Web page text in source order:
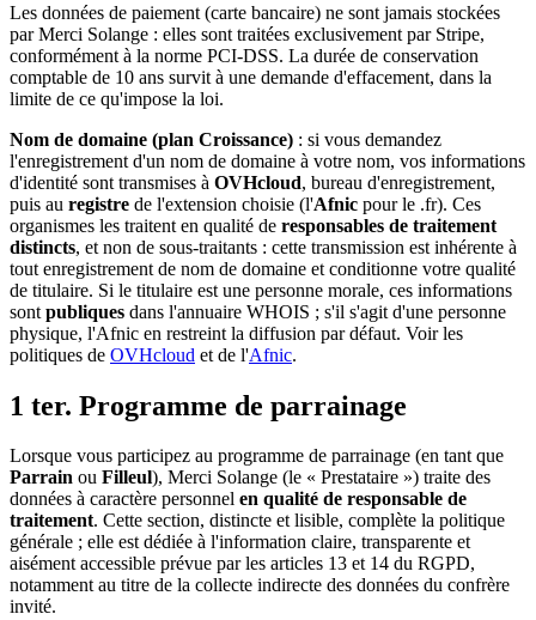
Les données de paiement (carte bancaire) ne sont jamais stockées
par Merci Solange : elles sont traitées exclusivement par Stripe,
conformément à la norme PCI-DSS. La durée de conservation
comptable de 10 ans survit à une demande d'effacement, dans la
limite de ce qu'impose la loi.
Nom de domaine (plan Croissance) : si vous demandez
l'enregistrement d'un nom de domaine à votre nom, vos informations
d'identité sont transmises à OVHcloud, bureau d'enregistrement,
puis au registre de l'extension choisie (l'Afnic pour le .fr). Ces
organismes les traitent en qualité de responsables de traitement
distincts, et non de sous-traitants : cette transmission est inhérente à
tout enregistrement de nom de domaine et conditionne votre qualité
de titulaire. Si le titulaire est une personne morale, ces informations
sont publiques dans l'annuaire WHOIS ; s'il s'agit d'une personne
physique, l'Afnic en restreint la diffusion par défaut. Voir les
politiques de OVHcloud et de l'Afnic.
1 ter. Programme de parrainage
Lorsque vous participez au programme de parrainage (en tant que
Parrain ou Filleul), Merci Solange (le « Prestataire ») traite des
données à caractère personnel en qualité de responsable de
traitement. Cette section, distincte et lisible, complète la politique
générale ; elle est dédiée à l'information claire, transparente et
aisément accessible prévue par les articles 13 et 14 du RGPD,
notamment au titre de la collecte indirecte des données du confrère
invité.